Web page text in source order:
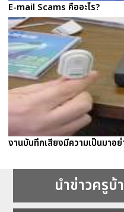
E-mail Scams คืออะไร?
งานบันทึกเสียงมีความเป็นมาอย่
นำข่าวครูบ้